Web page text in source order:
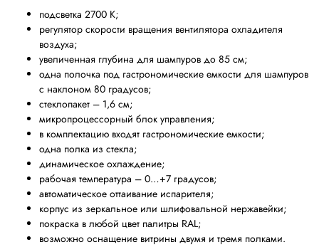
подсветка 2700 К;
регулятор скорости вращения вентилятора охладителя
воздуха;
увеличенная глубина для шампуров до 85 см;
одна полочка под гастрономические емкости для шампуров
с наклоном 80 градусов;
стеклопакет – 1,6 см;
микропроцессорный блок управления;
в комплектацию входят гастрономические емкости;
одна полка из стекла;
динамическое охлаждение;
рабочая температура – 0…+7 градусов;
автоматическое оттаивание испарителя;
корпус из зеркальное или шлифовальной нержавейки;
покраска в любой цвет палитры RAL;
возможно оснащение витрины двумя и тремя полками.